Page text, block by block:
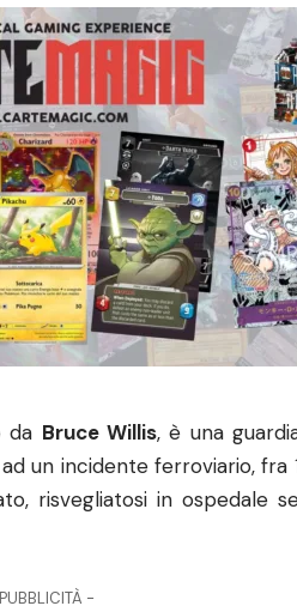
da Bruce Willis, è una
un incidente ferroviario, fra
risvegliatosi in ospedale
-